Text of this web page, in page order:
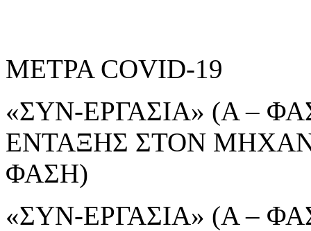
ΜΕΤΡΑ COVID-19
«ΣΥΝ-ΕΡΓΑΣΙΑ» (Α –
ΕΝΤΑΞΗΣ ΣΤΟΝ
ΦΑΣΗ)
«ΣΥΝ-ΕΡΓΑΣΙΑ» (Α –